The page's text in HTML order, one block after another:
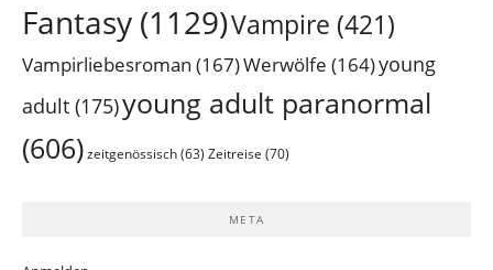
Fantasy (1129)Vampire (421)
Vampirliebesroman (167)Werwölfe (164)young
adult (175)young adult paranormal
(606) zeitgenössisch (63) Zeitreise (70)
META